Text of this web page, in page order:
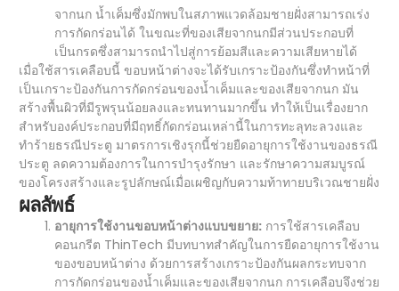
จากนก น้ำเค็มซึ่งมักพบในสภาพแวดล้อมชายฝั่งสามารถเร่ง
การกัดกร่อนได้ ในขณะที่ของเสียจากนกมีส่วนประกอบที่
เป็นกรดซึ่งสามารถนำไปสู่การย้อมสีและความเสียหายได้
เมื่อใช้สารเคลือบนี้ ขอบหน้าต่างจะได้รับเกราะป้องกันซึ่งทำหน้าที่
เป็นเกราะป้องกันการกัดกร่อนของน้ำเค็มและของเสียจากนก มัน
สร้างพื้นผิวที่มีรูพรุนน้อยลงและทนทานมากขึ้น ทำให้เป็นเรื่องยาก
สำหรับองค์ประกอบที่มีฤทธิ์กัดกร่อนเหล่านี้ในการทะลุทะลวงและ
ทำร้ายธรณีประตู มาตรการเชิงรุกนี้ช่วยยืดอายุการใช้งานของธรณี
ประตู ลดความต้องการในการบำรุงรักษา และรักษาความสมบูรณ์
ของโครงสร้างและรูปลักษณ์เมื่อเผชิญกับความท้าทายบริเวณชายฝั่ง
ผลลัพธ์
อายุการใช้งานขอบหน้าต่างแบบขยาย: การใช้สารเคลือบ
คอนกรีต ThinTech มีบทบาทสำคัญในการยืดอายุการใช้งาน
ของขอบหน้าต่าง ด้วยการสร้างเกราะป้องกันผลกระทบจาก
การกัดกร่อนของน้ำเค็มและของเสียจากนก การเคลือบจึงช่วย